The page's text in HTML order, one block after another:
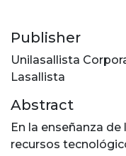
Publisher
Unilasallista
Lasallista
Abstract
En la enseñanza
recursos